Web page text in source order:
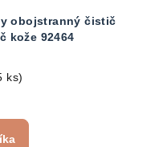
obojstranný čistič
kože 92464
ks)